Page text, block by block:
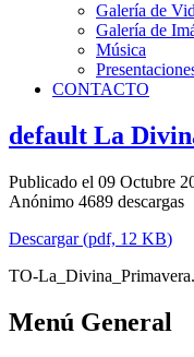
Galería de
Galería de
Música
CONTACTO
default La
Publicado el 09 Octubre
Anónimo 4689 descargas
Descargar(pdf, 12 KB)
TO-
Menú General